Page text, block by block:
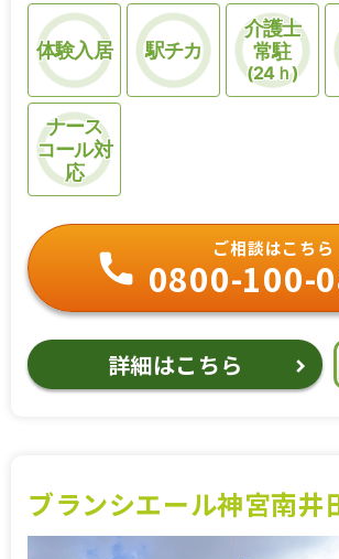
体験入居 駅チカ
介護士
常駐
(24ｈ)
ナース
コール対
応
ご相談はこちら
0800-100-
詳細はこちら
ブランシエール神宮南井